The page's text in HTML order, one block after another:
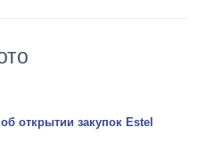
открытии закупок Estel